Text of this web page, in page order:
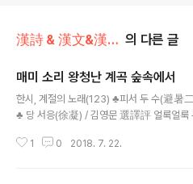
漢詩 & 漢文&漢文法 의 다른 글
매미 소리 왕청난 계곡 숲속에서
한시, 계절의 노래(123) ♣피서 두 수(避暑
♣ 당 서응(徐凝) / 김영문 選譯評 얼룩얼룩
위 피하니 서늘한 매미소리또 들려오네 斑
1 0 2018. 7. 22.